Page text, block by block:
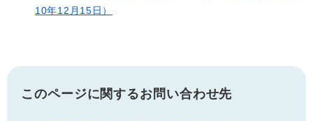
10年12月15日）
このページに関するお問い合わせ先